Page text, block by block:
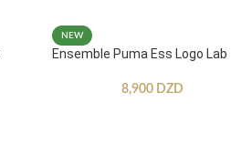
NEW
Ensemble Puma Ess Logo Lab
8,900 DZD